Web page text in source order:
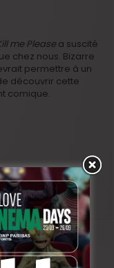
me Please a suscité
chez nous. Bizarre
permettre à un
découvrir cette
comique.